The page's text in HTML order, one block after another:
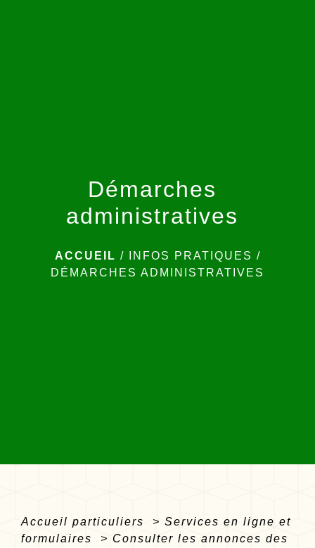
Démarches
administratives
ACCUEIL / INFOS PRATIQUES /
DÉMARCHES ADMINISTRATIVES
Accueil particuliers > Services en ligne et
formulaires
> Consulter les annonces des